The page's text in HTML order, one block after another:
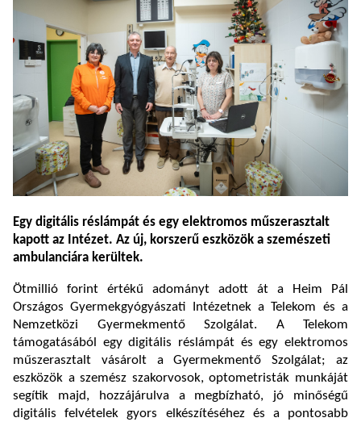
Egy digitális réslámpát és egy elektromos műszerasztalt
kapott az Intézet. Az új, korszerű eszközök a szemészeti
ambulanciára kerültek.
Ötmillió forint értékű adományt adott át a Heim Pál
Országos Gyermekgyógyászati Intézetnek a Telekom és a
Nemzetközi Gyermekmentő Szolgálat. A Telekom
támogatásából egy digitális réslámpát és egy elektromos
műszerasztalt vásárolt a Gyermekmentő Szolgálat; az
eszközök a szemész szakorvosok, optometristák munkáját
segítik majd, hozzájárulva a megbízható, jó minőségű
digitális felvételek gyors elkészítéséhez és a pontosabb